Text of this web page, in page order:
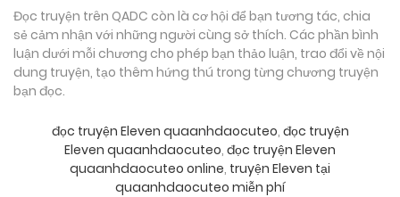
Đọc truyện trên QADC còn là cơ hội để bạn tương tác, chia
sẻ cảm nhận với những người cùng sở thích. Các phần bình
luận dưới mỗi chương cho phép bạn thảo luận, trao đổi về nội
dung truyện, tạo thêm hứng thú trong từng chương truyện
bạn đọc.
đọc truyện Eleven quaanhdaocuteo, đọc truyện
Eleven quaanhdaocuteo, đọc truyện Eleven
quaanhdaocuteo online, truyện Eleven tại
quaanhdaocuteo miễn phí